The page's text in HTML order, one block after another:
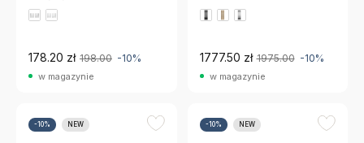
Szt Ferm Living
178.20 zł 198.00 -10%
w magazynie
Living
1777.50 zł 1975.00 -10%
w magazynie
-10% NEW -10% NEW